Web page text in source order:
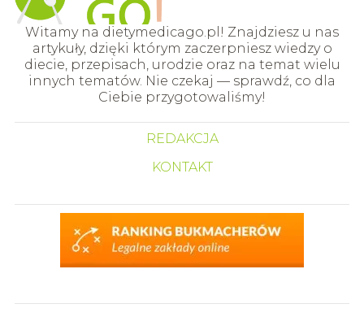
Witamy na dietymedicago.pl! Znajdziesz u nas
artykuły, dzięki którym zaczerpniesz wiedzy o
diecie, przepisach, urodzie oraz na temat wielu
innych tematów. Nie czekaj — sprawdź, co dla
Ciebie przygotowaliśmy!
REDAKCJA
KONTAKT